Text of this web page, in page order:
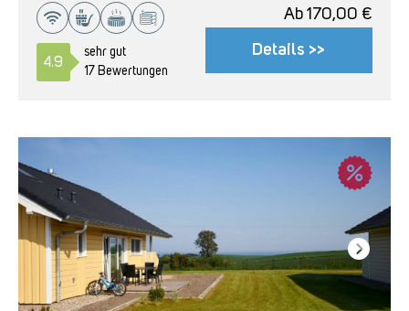
4.9
sehr gut
17 Bewertungen
Ab 170,00 €
Details >>